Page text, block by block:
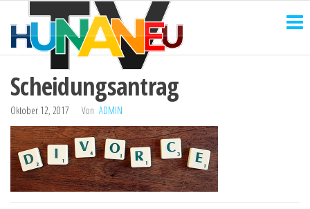
Inhalt
springen
Scheidungsantrag
Oktober 12, 2017 Von ADMIN